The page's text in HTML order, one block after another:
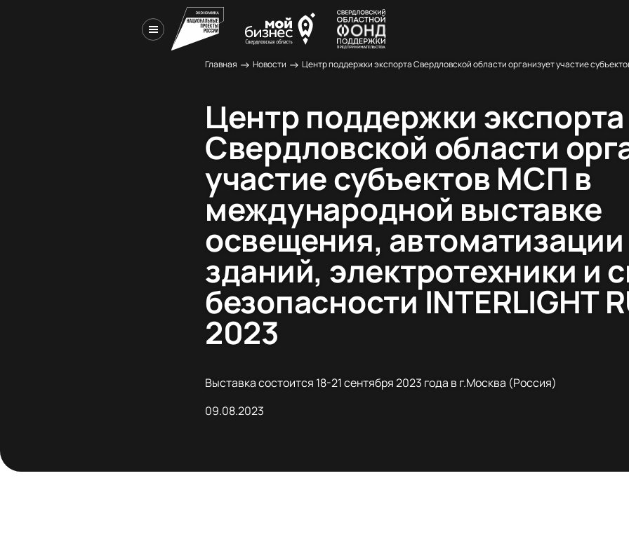
Главная → Новости →
Центр поддержки экспорта
Свердловской области
участие субъектов МСП в
международной выставке
освещения, автоматизации
зданий, электротехники и
безопасности INTERLIGHT
2023
Выставка состоится 18-21 сентября 2023 года в г.Москва (Россия)
09.08.2023